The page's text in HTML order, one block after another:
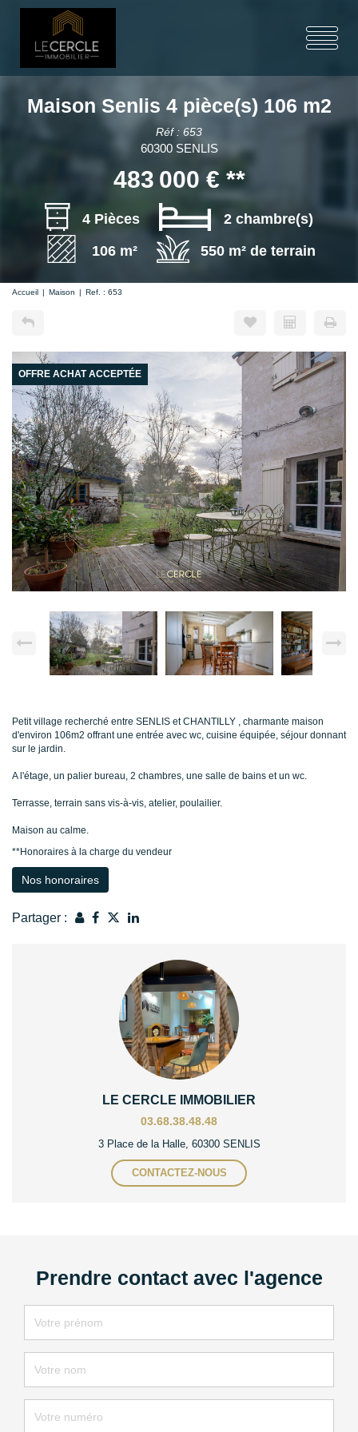
Maison Senlis 4 pièce(s) 106 m2
Réf : 653
60300 SENLIS
483 000 € **
4 Pièces
2 chambre(s)
106 m²
550 m² de terrain
Accueil Maison Ref. : 653
OFFRE ACHAT ACCEPTÉE
Petit village recherché entre SENLIS et CHANTILLY , charmante maison
d'environ 106m2 offrant une entrée avec wc, cuisine équipée, séjour donnant
sur le jardin.
A l'étage, un palier bureau, 2 chambres, une salle de bains et un wc.
Terrasse, terrain sans vis-à-vis, atelier, poulailier.
Maison au calme.
**Honoraires à la charge du vendeur
Nos honoraires
Partager :
LE CERCLE IMMOBILIER
03.68.38.48.48
3 Place de la Halle, 60300 SENLIS
CONTACTEZ-NOUS
Prendre contact avec l'agence